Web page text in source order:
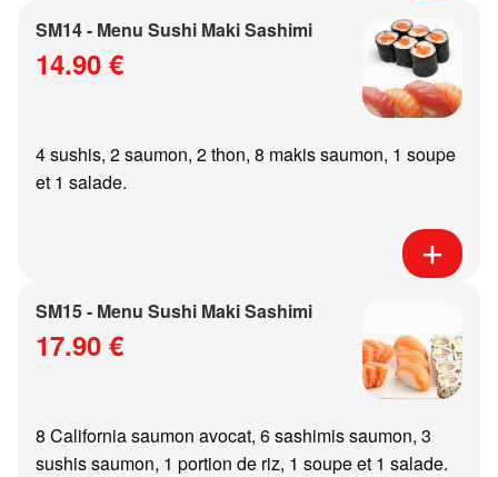
SM14 - Menu Sushi Maki Sashimi
14.90 €
4 sushis, 2 saumon, 2 thon, 8 makis saumon, 1 soupe
et 1 salade.
SM15 - Menu Sushi Maki Sashimi
17.90 €
8 California saumon avocat, 6 sashimis saumon, 3
sushis saumon, 1 portion de riz, 1 soupe et 1 salade.